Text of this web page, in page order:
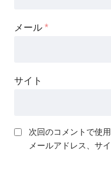
メール *
サイト
次回のコメントで使
メールアドレス、サ